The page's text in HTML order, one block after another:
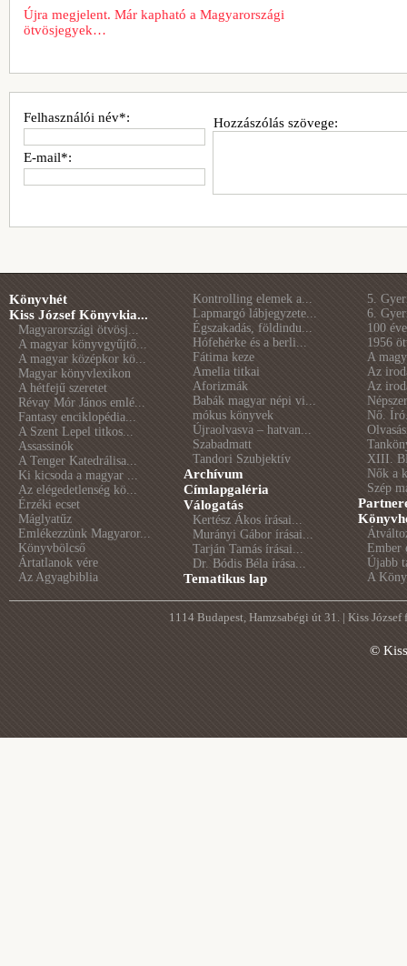
Újra megjelent. Már kapható a Magyarországi
ötvösjegyek…
Hozzászólás szövege:
Felhasználói név*:
E-mail*:
Könyvhét
Kiss József Könyvkia...
Magyarországi ötvösj...
A magyar könyvgyűjtő...
A magyar középkor kö...
Magyar könyvlexikon
A hétfejű szeretet
Révay Mór János emlé...
Fantasy enciklopédia...
A Szent Lepel titkos...
Assassinók
A Tenger Katedrálisa...
Ki kicsoda a magyar ...
Az elégedetlenség kö...
Érzéki ecset
Máglyatűz
Emlékezzünk Magyaror...
Könyvbölcső
Ártatlanok vére
Az Agyagbiblia
Kontrolling elemek a...
Lapmargó lábjegyzete...
Égszakadás, földindu...
Hófehérke és a berli...
Fátima keze
Amelia titkai
Aforizmák
Babák magyar népi vi...
mókus könyvek
Újraolvasva – hatvan...
Szabadmatt
Tandori Szubjektív
Archívum
Címlapgaléria
Válogatás
Kertész Ákos írásai...
Murányi Gábor írásai...
Tarján Tamás írásai...
Dr. Bódis Béla írása...
Tematikus lap
5.
6.
100
1956
A
Az
Az
Nő.
XIII.
Nők a
Szép
Ember
Újabb
A
1114 Budapest, Hamzsabégi út 31. | Kiss
©